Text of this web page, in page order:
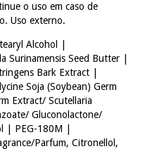
o uso em caso de
Uso externo.
Alcohol |
Surinamensis Seed Butter |
Bark Extract |
Soja (Soybean) Germ
Extract/ Scutellaria
Gluconolactone/
| PEG-180M |
Parfum, Citronellol,